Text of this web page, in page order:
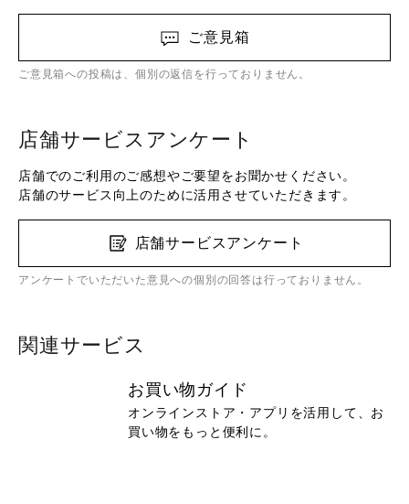
ご意見箱
ご意見箱への投稿は、個別の返信を行っておりません。
店舗サービスアンケート
店舗でのご利用のご感想やご要望をお聞かせください。
店舗のサービス向上のために活用させていただきます。
店舗サービスアンケート
アンケートでいただいた意見への個別の回答は行っておりません。
関連サービス
お買い物ガイド
オンラインストア・アプリを活用して、お
買い物をもっと便利に。